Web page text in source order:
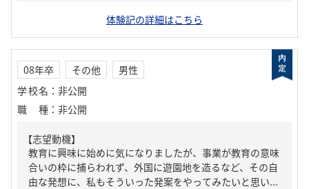
体験記の詳細はこちら
08年卒 その他
男性
学校名 ： 非公開
職種 ： 非公開
【志望動機】
教育に興味に始めに気になりましたが、事業が教育の意味
合いの枠に捕らわれず、外国に遊園地を造るなど、その自
由な発想に、私もそういった発案をやってみたいと思い...